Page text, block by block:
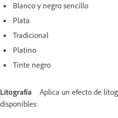
Blanco y negro sencillo
Plata
Tradicional
Platino
Tinte negro
Litografía
Aplica un efecto de
disponibles: